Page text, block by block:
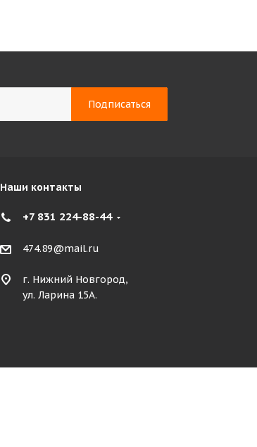
Наши контакты
+7 831 224-88-44
474.89@mail.ru
г. Нижний Новгород,
ул. Ларина 15А.